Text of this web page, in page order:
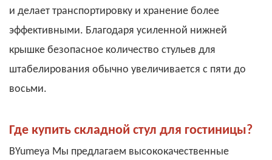
и делает транспортировку и хранение более
эффективными. Благодаря усиленной нижней
крышке безопасное количество стульев для
штабелирования обычно увеличивается с пяти до
восьми.
Где купить складной стул для гостиницы?
ВYumeya Мы предлагаем высококачественные